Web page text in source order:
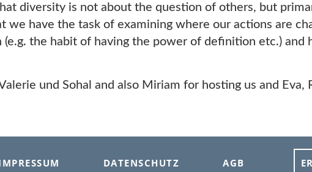
diversity is not about the question of others, but
we have the task of examining where our actions are
the habit of having the power of definition etc.) and
und Sohal and also Miriam for hosting us and Eva,
DATENSCHUTZ AGB